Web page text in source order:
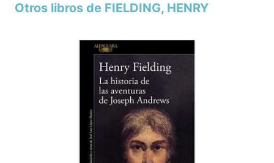
Otros libros de FIELDING, HENRY